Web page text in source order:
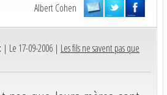
Albert Cohen
| Le 17-09-2006 | Les fils ne savent pas que